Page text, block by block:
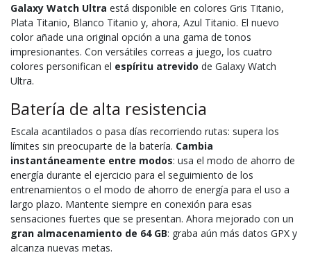
Galaxy Watch Ultra está disponible en colores Gris Titanio,
Plata Titanio, Blanco Titanio y, ahora, Azul Titanio. El nuevo
color añade una original opción a una gama de tonos
impresionantes. Con versátiles correas a juego, los cuatro
colores personifican el espíritu atrevido de Galaxy Watch
Ultra.
Batería de alta resistencia
Escala acantilados o pasa días recorriendo rutas: supera los
límites sin preocuparte de la batería. Cambia
instantáneamente entre modos: usa el modo de ahorro de
energía durante el ejercicio para el seguimiento de los
entrenamientos o el modo de ahorro de energía para el uso a
largo plazo. Mantente siempre en conexión para esas
sensaciones fuertes que se presentan. Ahora mejorado con un
gran almacenamiento de 64 GB: graba aún más datos GPX y
alcanza nuevas metas.